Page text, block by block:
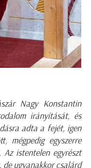
Nagy Konstantin
irányítását, és
adta a fejét, igen
mégpedig egyszerre
istentelen egyrészt
ugyanakkor csalárd